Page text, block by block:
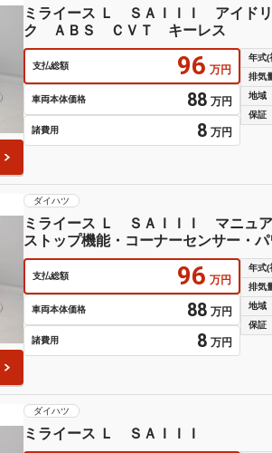
ミライース Ｌ ＳＡＩＩＩ アイド
ク ＡＢＳ ＣＶＴ キーレス
支払総額 96 万円
車両本体価格 88 万円
諸費用 8 万円
年式(
排気
地域
保証
ダイハツ
ミライース Ｌ ＳＡＩＩＩ マニュア
ストップ機能・コーナーセンサー・
援ブレーキ・キーレスエントリー
支払総額 96 万円
車両本体価格 88 万円
諸費用 8 万円
年式(
排気
地域
保証
ダイハツ
ミライース Ｌ ＳＡＩＩＩ